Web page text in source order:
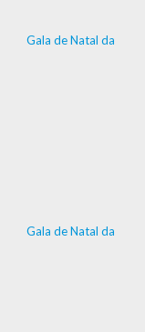
Gala de Natal da
Gala de Natal da